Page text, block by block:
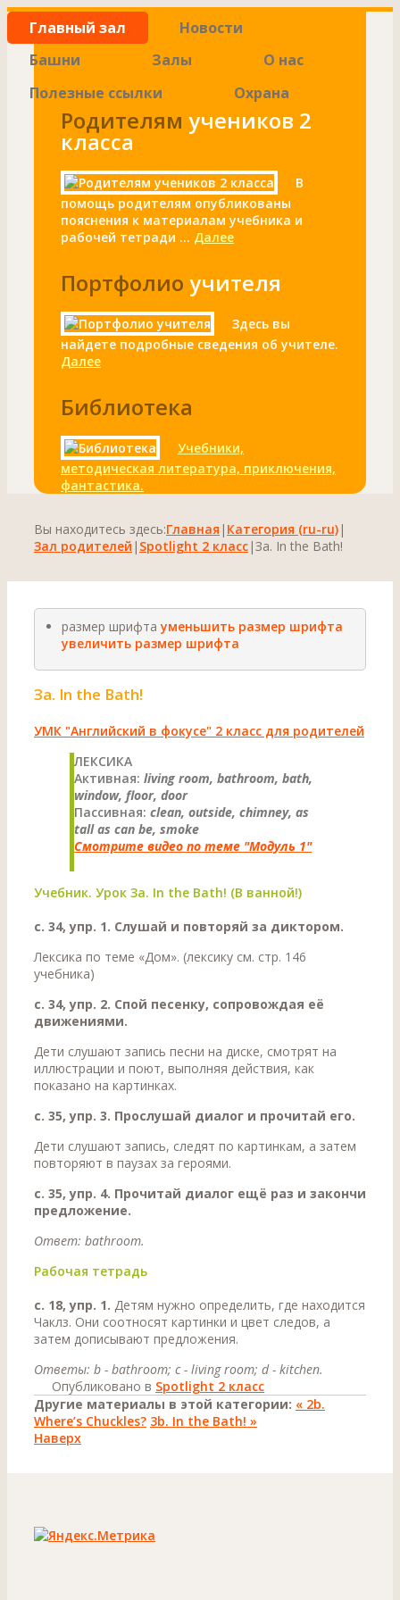
Главный зал
Новости
Башни
Залы
О нас
Полезные ссылки
Охрана
Родителям учеников 2
класса
В
помощь родителям опубликованы
пояснения к материалам учебника и
рабочей тетради ... Далее
Портфолио учителя
Здесь вы
найдете подробные сведения об учителе.
Далее
Библиотека
Учебники,
методическая литература, приключения,
фантастика.
Вы находитесь здесь:Главная | Категория (ru-ru) |
Зал родителей | Spotlight 2 класс |За. In the Bath!
размер шрифта уменьшить размер шрифта
увеличить размер шрифта
За. In the Bath!
УМК "Английский в фокусе" 2 класс для родителей
ЛЕКСИКА
Активная: living room, bathroom, bath,
window, floor, door
Пассивная: clean, outside, chimney, as
tall as can be, smoke
Смотрите видео по теме "Модуль 1"
Учебник. Урок За. In the Bath! (В ванной!)
с. 34, упр. 1. Слушай и повторяй за диктором.
Лексика по теме «Дом». (лексику см. стр. 146
учебника)
с. 34, упр. 2. Спой песенку, сопровождая её
движениями.
Дети слушают запись песни на диске, смотрят на
иллюстрации и поют, выполняя действия, как
показано на картинках.
с. 35, упр. 3. Прослушай диалог и прочитай его.
Дети слушают запись, следят по картинкам, а затем
повторяют в паузах за героями.
с. 35, упр. 4. Прочитай диалог ещё раз и закончи
предложение.
Ответ: bathroom.
Рабочая тетрадь
с. 18, упр. 1. Детям нужно определить, где находится
Чаклз. Они соотносят картинки и цвет следов, а
затем дописывают предложения.
Ответы: b - bathroom; с - living room; d - kitchen.
Опубликовано в Spotlight 2 класс
Другие материалы в этой категории: « 2b.
Where’s Chuckles? 3b. In the Bath! »
Наверх